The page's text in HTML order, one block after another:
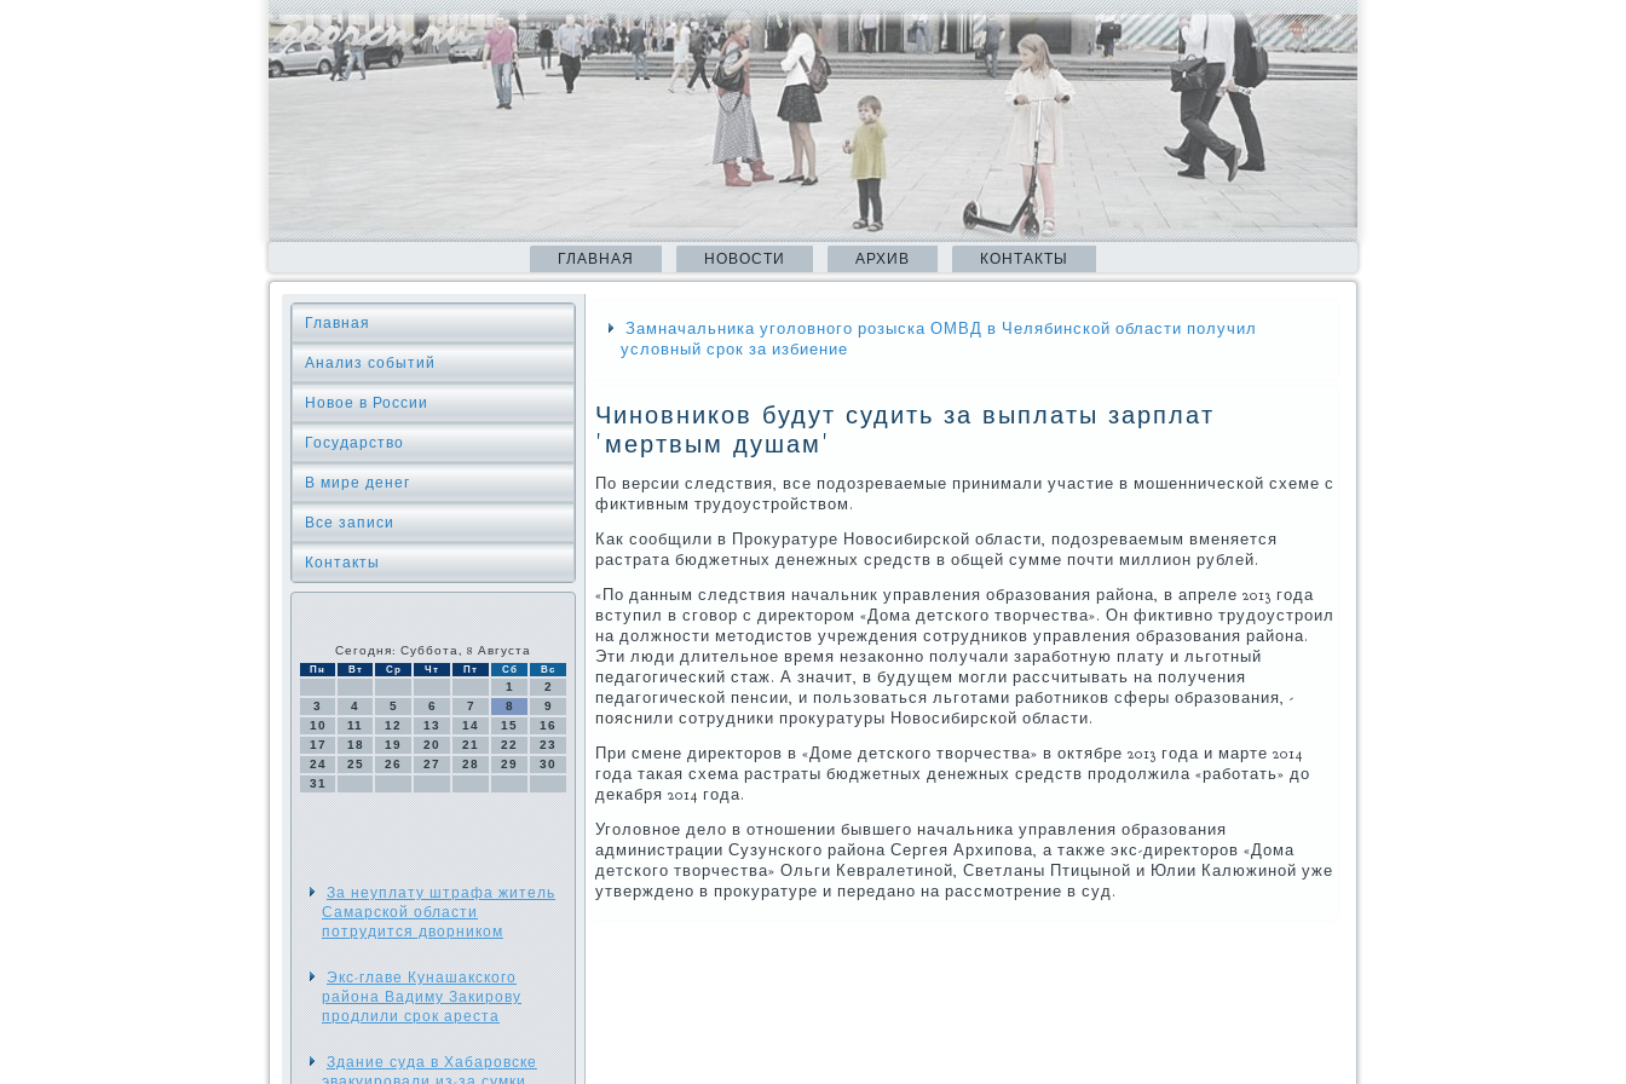
ГЛАВНАЯ НОВОСТИ АРХИВ КОНТАКТЫ
Главная
Анализ событий
Новое в России
Государство
В мире денег
Все записи
Контакты
Сегодня: Суббота, 8 Августа
Пн Вт Ср Чт Пт Сб Вс
1
2
3
4 5 6 7 8
9
10
11 12 13 14 15
16
17
18 19 20 21 22
23
24
25 26 27 28 29
30
31
За неуплату штрафа житель
Самарской области
потрудится дворником
Экс-главе Кунашакского
района Вадиму Закирову
продлили срок ареста
Здание суда в Хабаровске
Замначальника уголовного розыска ОМВД в Челябинской области получил
условный срок за избиение
Чиновников будут судить за выплаты зарплат
'мертвым душам'
По версии следствия, все подозреваемые принимали участие в мошеннической схеме с
фиктивным трудоустройством.
Как сообщили в Прокуратуре Новосибирской области, подозреваемым вменяется
растрата бюджетных денежных средств в общей сумме почти миллион рублей.
«По данным следствия начальник управления образования района, в апреле 2013 года
вступил в сговор с директором «Дома детского творчества». Он фиктивно трудоустроил
на должности методистов учреждения сотрудников управления образования района.
Эти люди длительное время незаконно получали заработную плату и льготный
педагогический стаж. А значит, в будущем могли рассчитывать на получения
педагогической пенсии, и пользоваться льготами работников сферы образования, -
пояснили сотрудники прокуратуры Новосибирской области.
При смене директоров в «Доме детского творчества» в октябре 2013 года и марте 2014
года такая схема растраты бюджетных денежных средств продолжила «работать» до
декабря 2014 года.
Уголовное дело в отношении бывшего начальника управления образования
администрации Сузунского района Сергея Архипова, а также экс-директоров «Дома
детского творчества» Ольги Кевралетиной, Светланы Птицыной и Юлии Калюжиной уже
утверждено в прокуратуре и передано на рассмотрение в суд.